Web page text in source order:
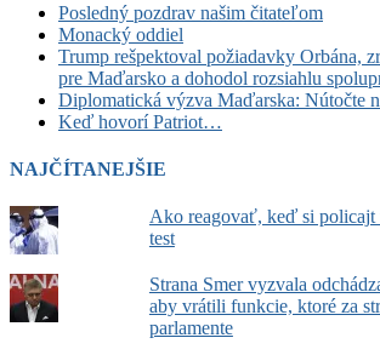
Posledný pozdrav našim čitateľom
Monacký oddiel
Trump rešpektoval požiadavky Orbána,
pre Maďarsko a dohodol rozsiahlu
Diplomatická výzva Maďarska: Nútočte
Keď hovorí Patriot…
NAJČÍTANEJŠIE
Ako reagovať, keď si policajt
test
Strana Smer vyzvala
aby vrátili funkcie, ktoré za
parlamente